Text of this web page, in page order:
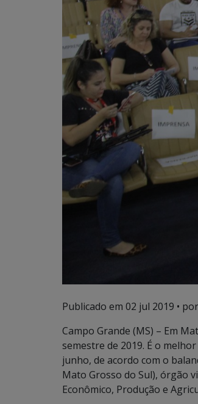
Publicado em 02 jul 2019 •
Campo Grande (MS) – Em
semestre de 2019. É o
junho, de acordo com o
Mato Grosso do Sul), órgão
Econômico, Produção e